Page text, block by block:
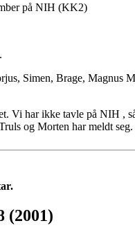
på NIH (KK2)
Simen, Brage, Magnus
Vi har ikke tavle på NIH ,
og Morten har meldt seg.
(2001)